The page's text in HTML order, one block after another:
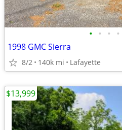
• • • •
1998 GMC Sierra
8/2 140k mi Lafayette
$13,999